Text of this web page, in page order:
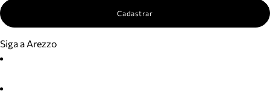
Cadastrar
Siga a Arezzo